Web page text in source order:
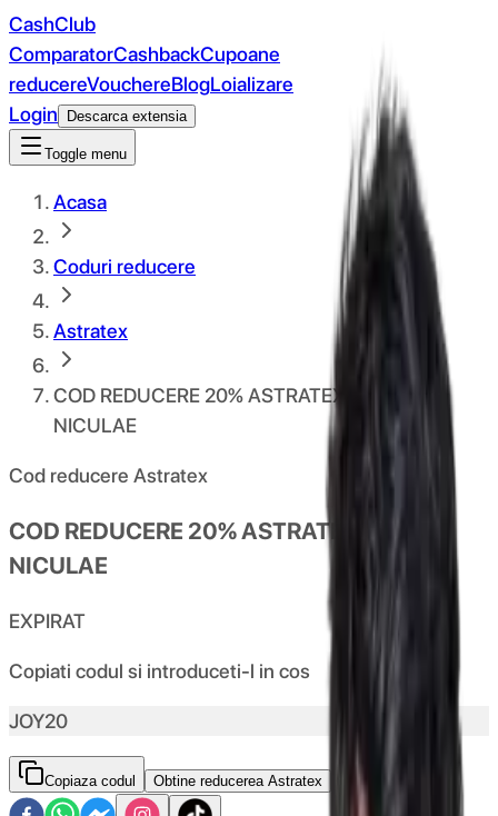
CashClub
ComparatorCashbackCupoane
reducereVouchereBlogLoializare
Login
Descarca extensia
Toggle menu
Acasa
Coduri reducere
Astratex
COD REDUCERE 20% ASTRATEX.RO MOS
NICULAE
Cod reducere Astratex
COD REDUCERE 20% ASTRATEX.RO MOS
NICULAE
EXPIRAT
Copiati codul si introduceti-l in cos
JOY20
Copiaza codul Obtine reducerea Astratex